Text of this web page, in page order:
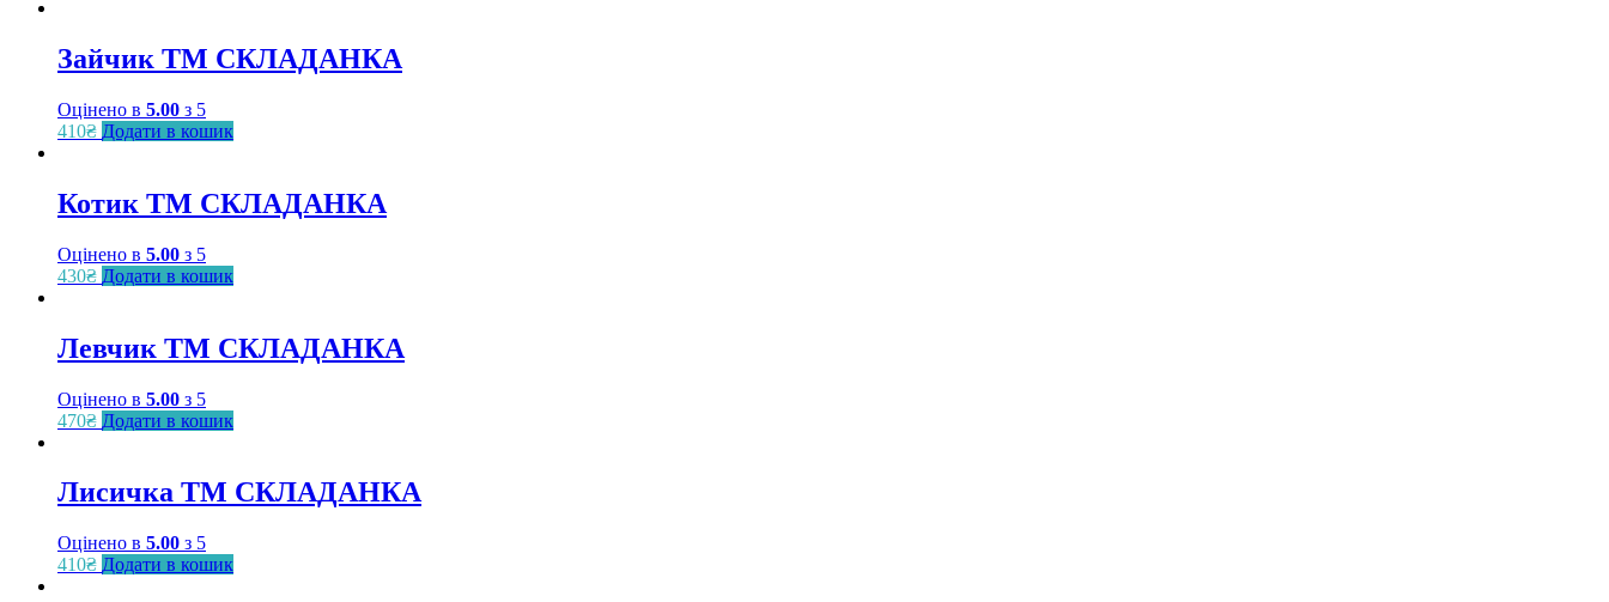
Зайчик ТМ СКЛАДАНКА
Оцінено в 5.00 з 5
410₴ Додати в кошик
Котик ТМ СКЛАДАНКА
Оцінено в 5.00 з 5
430₴ Додати в кошик
Левчик ТМ СКЛАДАНКА
Оцінено в 5.00 з 5
470₴ Додати в кошик
Лисичка ТМ СКЛАДАНКА
Оцінено в 5.00 з 5
410₴ Додати в кошик